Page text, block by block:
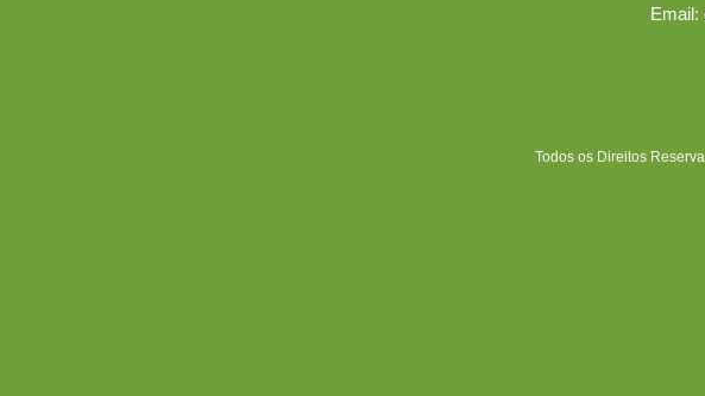
Email:
Todos os Direitos